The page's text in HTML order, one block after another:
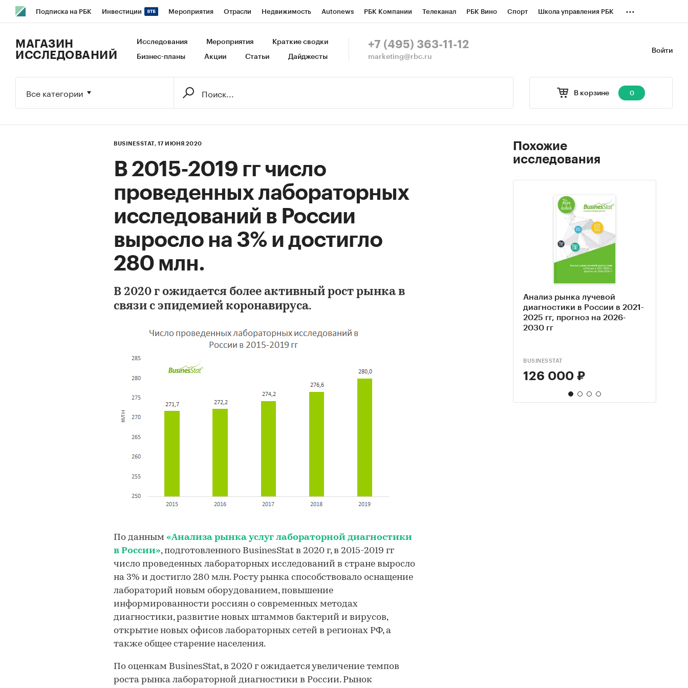
Подписка на РБК Инвестиции Мероприятия Отрасли Недвижимость Autonews РБК Компании Телеканал РБК Вино Спорт Школа управления РБК
Исследования Кредитные рейтинги Франшизы Газета Спецпроекты СПб Конференции СПб Спецпроекты
...
Войти
МАГАЗИН
ИССЛЕДОВАНИЙ
Исследования Мероприятия Краткие сводки
Бизнес-планы Акции Статьи Дайджесты
+7 (495) 363-11-12
marketing@rbc.ru
В корзине 0
Все категории
BUSINESSTAT, 17 ИЮНЯ 2020
В 2015-2019 гг число
проведенных лабораторных
исследований в России
выросло на 3% и достигло
280 млн.
В 2020 г ожидается более активный рост рынка в
связи с эпидемией коронавируса.
По данным «Анализа рынка услуг лабораторной диагностики
в России», подготовленного BusinesStat в 2020 г, в 2015-2019 гг
число проведенных лабораторных исследований в стране выросло
на 3% и достигло 280 млн. Росту рынка способствовало оснащение
лабораторий новым оборудованием, повышение
информированности россиян о современных методах
диагностики, развитие новых штаммов бактерий и вирусов,
открытие новых офисов лабораторных сетей в регионах РФ, а
также общее старение населения.
По оценкам BusinesStat, в 2020 г ожидается увеличение темпов
роста рынка лабораторной диагностики в России. Рынок
Похожие
исследования
Анализ рынка лучевой
диагностики в России в 2021-
2025 гг, прогноз на 2026-
2030 гг
BUSINESSTAT
126 000 ₽